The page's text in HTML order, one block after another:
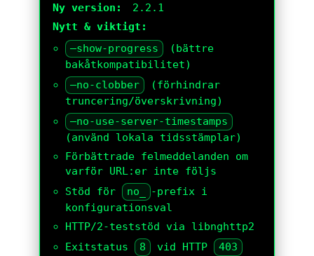
Ny version:
2.2.1
Nytt & viktigt:
–show-progress
(bättre
bakåtkompatibilitet)
–no-clobber
(förhindrar
truncering/överskrivning)
–no-use-server-timestamps
(använd lokala tidsstämplar)
Förbättrade felmeddelanden om
varför URL:er inte följs
Stöd för
no_
-prefix i
konfigurationsval
HTTP/2-teststöd via libnghttp2
Exitstatus
8 vid HTTP
403